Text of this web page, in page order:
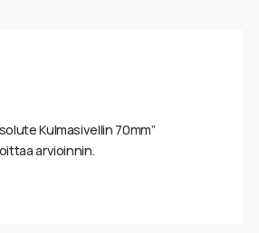
Kulmasivellin 70mm”
arvioinnin.